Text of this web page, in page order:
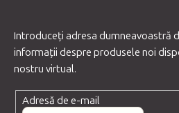
Introduceţi adresa dumneavoastră
informaţii despre produsele noi
nostru virtual.
Adresă de e-mail